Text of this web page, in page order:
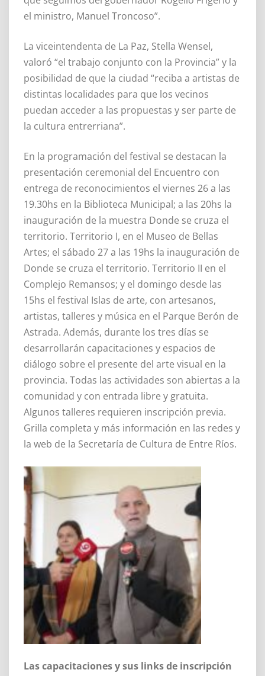
el ministro, Manuel Troncoso”.
La viceintendenta de La Paz, Stella Wensel,
valoró “el trabajo conjunto con la Provincia” y la
posibilidad de que la ciudad “reciba a artistas de
distintas localidades para que los vecinos
puedan acceder a las propuestas y ser parte de
la cultura entrerriana”.
En la programación del festival se destacan la
presentación ceremonial del Encuentro con
entrega de reconocimientos el viernes 26 a las
19.30hs en la Biblioteca Municipal; a las 20hs la
inauguración de la muestra Donde se cruza el
territorio. Territorio I, en el Museo de Bellas
Artes; el sábado 27 a las 19hs la inauguración de
Donde se cruza el territorio. Territorio II en el
Complejo Remansos; y el domingo desde las
15hs el festival Islas de arte, con artesanos,
artistas, talleres y música en el Parque Berón de
Astrada. Además, durante los tres días se
desarrollarán capacitaciones y espacios de
diálogo sobre el presente del arte visual en la
provincia. Todas las actividades son abiertas a la
comunidad y con entrada libre y gratuita.
Algunos talleres requieren inscripción previa.
Grilla completa y más información en las redes y
la web de la Secretaría de Cultura de Entre Ríos.
Las capacitaciones y sus links de inscripción